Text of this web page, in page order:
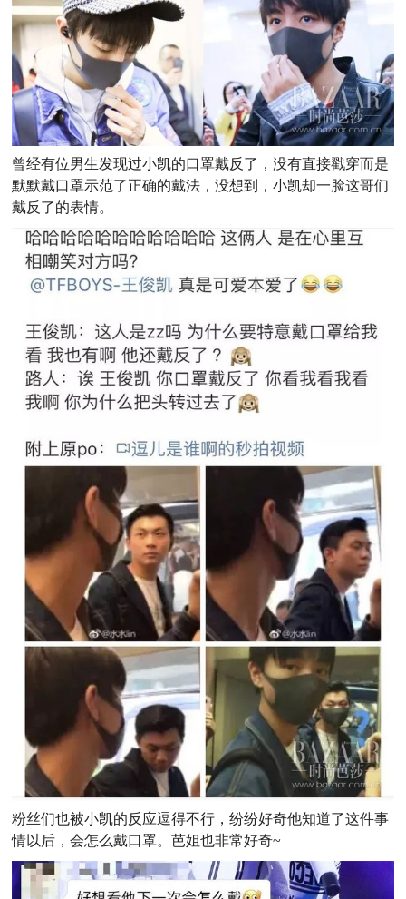
曾经有位男生发现过小凯的口罩戴反了，没有直接戳穿而是
默默戴口罩示范了正确的戴法，没想到，小凯却一脸这哥们
戴反了的表情。
粉丝们也被小凯的反应逗得不行，纷纷好奇他知道了这件事
情以后，会怎么戴口罩。芭姐也非常好奇~